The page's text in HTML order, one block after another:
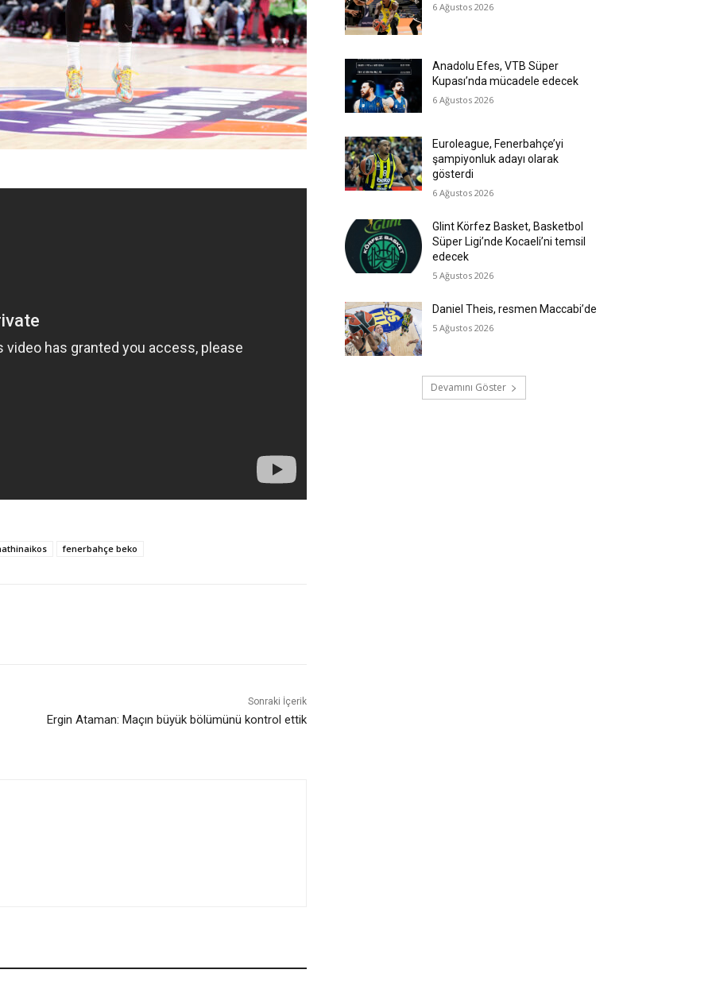
fenerbahçe beko
Sonraki İçerik
Ergin Ataman: Maçın büyük bölümünü kontrol ettik
6 Ağustos 2026
Anadolu Efes, VTB Süper
Kupası’nda mücadele edecek
6 Ağustos 2026
Euroleague, Fenerbahçe’yi
şampiyonluk adayı olarak
gösterdi
6 Ağustos 2026
Glint Körfez Basket, Basketbol
Süper Ligi’nde Kocaeli’ni temsil
edecek
5 Ağustos 2026
Daniel Theis, resmen Maccabi’de
5 Ağustos 2026
Devamını Göster